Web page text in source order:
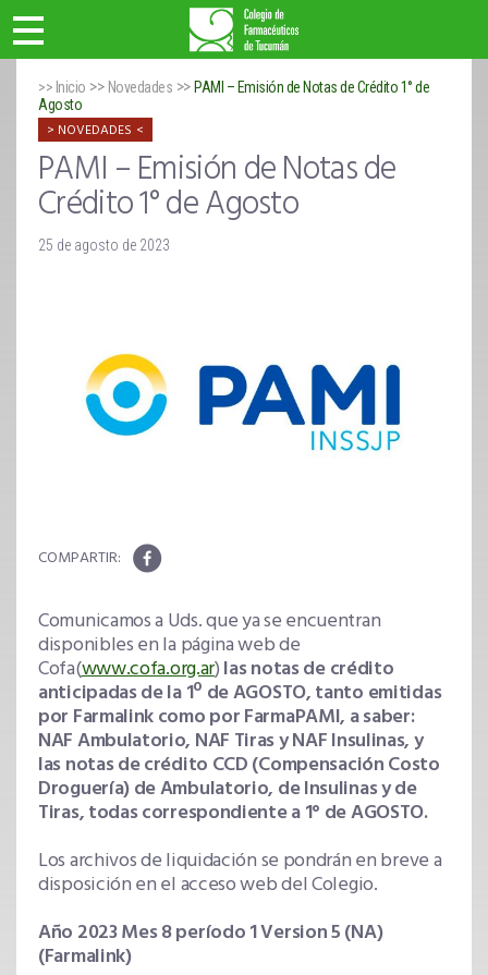
>> Inicio >> Novedades >> PAMI – Emisión de Notas de Crédito 1° de
Agosto
NOVEDADES
PAMI – Emisión de Notas de
Crédito 1° de Agosto
25 de agosto de 2023
Comunicamos a Uds. que ya se encuentran
disponibles en la página web de
Cofa(www.cofa.org.ar)las notas de crédito
anticipadas de la 1º de AGOSTO, tanto emitidas
por Farmalink como por FarmaPAMI, a saber:
NAF Ambulatorio, NAF Tiras y NAF Insulinas, y
las notas de crédito CCD (Compensación Costo
Droguería) de Ambulatorio, de Insulinas y de
Tiras, todas correspondiente a 1° de AGOSTO.
Los archivos de liquidación se pondrán en breve a
disposición en el acceso web del Colegio.
Año 2023 Mes 8 período 1 Version 5 (NA)
(Farmalink)